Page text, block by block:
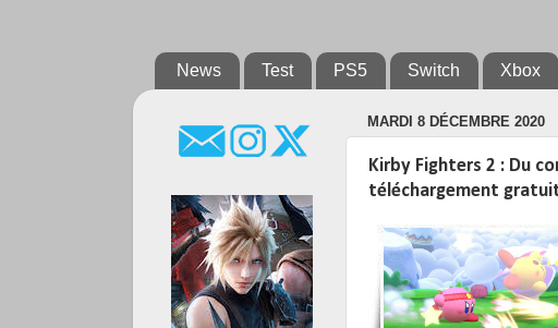
News Test PS5 Switch Xbox
MARDI 8 DÉCEMBRE 2020
Kirby Fighters 2 : Du
téléchargement